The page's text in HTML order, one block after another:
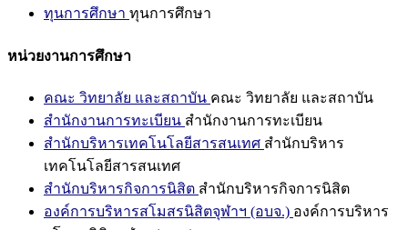
ทุนการศึกษา ทุนการศึกษา
หน่วยงานการศึกษา
คณะ วิทยาลัย และสถาบัน คณะ วิทยาลัย และสถาบัน
สำนักงานการทะเบียน สำนักงานการทะเบียน
สำนักบริหารเทคโนโลยีสารสนเทศ สำนักบริหาร
เทคโนโลยีสารสนเทศ
สำนักบริหารกิจการนิสิต สำนักบริหารกิจการนิสิต
องค์การบริหารสโมสรนิสิตจุฬาฯ (อบจ.) องค์การบริหาร